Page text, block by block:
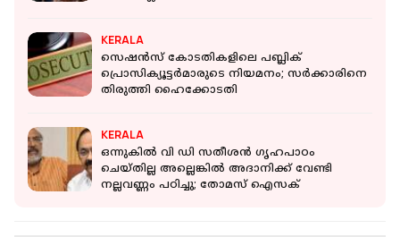
KERALA
സെഷൻസ് കോടതികളിലെ പബ്ലിക്
പ്രൊസിക്യൂട്ടർമാരുടെ നിയമനം; സർക്കാരിനെ
തിരുത്തി ഹൈക്കോടതി
KERALA
ഒന്നുകില്‍ വി ഡി സതീശന്‍ ഗൃഹപാഠം
ചെയ്തില്ല അല്ലെങ്കില്‍ അദാനിക്ക് വേണ്ടി
നല്ലവണ്ണം പഠിച്ചു; തോമസ് ഐസക്